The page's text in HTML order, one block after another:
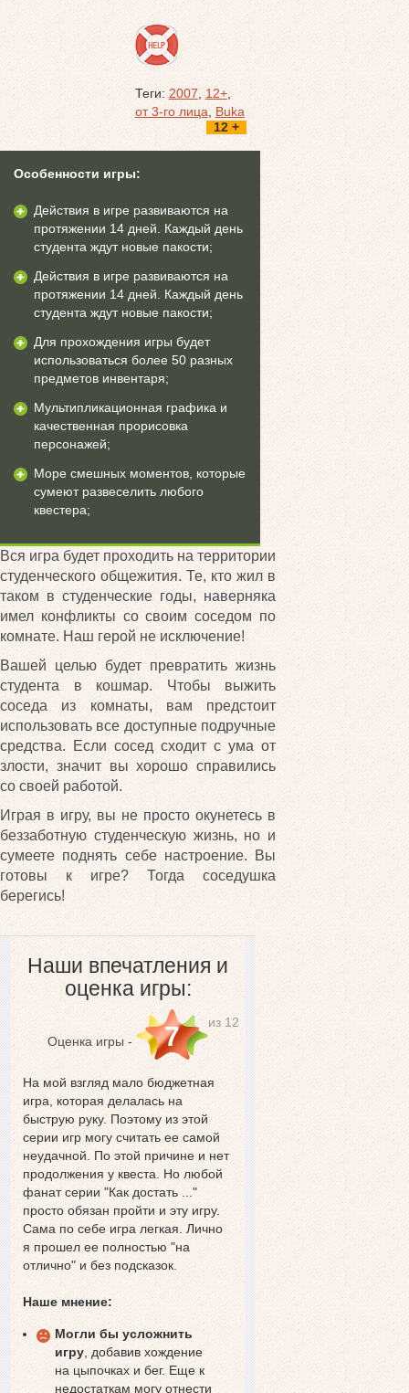
Теги: 2007 ,12+,
от 3-го лица
Buka
12 +
Особенности игры:
Действия в игре развиваются на
протяжении 14 дней. Каждый день
студента ждут новые пакости;
Действия в игре развиваются на
протяжении 14 дней. Каждый день
студента ждут новые пакости;
Для прохождения игры будет
использоваться более 50 разных
предметов инвентаря;
Мультипликационная графика и
качественная прорисовка
персонажей;
Море смешных моментов, которые
сумеют развеселить любого
квестера;
Вся игра будет проходить на территории
студенческого общежития. Те, кто жил в
таком в студенческие годы, наверняка
имел конфликты со своим соседом по
комнате. Наш герой не исключение!
Вашей целью будет превратить жизнь
студента в кошмар. Чтобы выжить
соседа из комнаты, вам предстоит
использовать все доступные подручные
средства. Если сосед сходит с ума от
злости, значит вы хорошо справились
со своей работой.
Играя в игру, вы не просто окунетесь в
беззаботную студенческую жизнь, но и
сумеете поднять себе настроение. Вы
готовы к игре? Тогда соседушка
берегись!
Наши впечатления и
оценка игры:
Оценка игры - 7 из 12
На мой взгляд мало бюджетная
игра, которая делалась на
быструю руку. Поэтому из этой
серии игр могу считать ее самой
неудачной. По этой причине и нет
продолжения у квеста. Но любой
фанат серии "Как достать ..."
просто обязан пройти и эту игру.
Сама по себе игра легкая. Лично
я прошел ее полностью "на
отлично" и без подсказок.
Наше мнение:
Могли бы усложнить
игру , добавив хождение
на цыпочках и бег. Еще к
недостаткам могу отнести